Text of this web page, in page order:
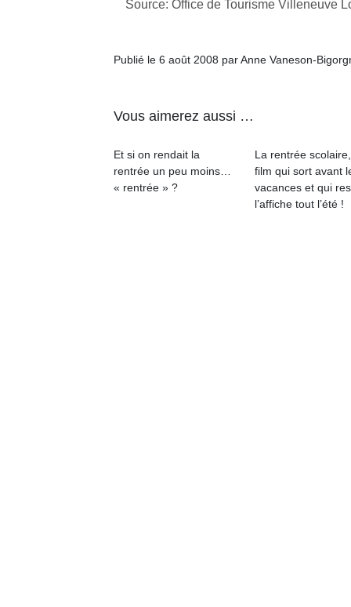
Source: Office de Tourisme Villeneuve
Publié le 6 août 2008 par Anne Vaneson-
Vous aimerez aussi …
Et si on rendait la
rentrée un peu moins…
« rentrée » ?
La rentrée
film qui sort avant
vacances et qui
l’affiche tout l’été !
physique